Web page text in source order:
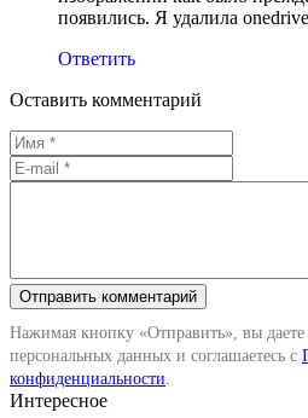
появились. Я удалила
Ответить
Оставить комментарий
Нажимая кнопку «Отправить», вы даете
персональных данных и соглашаетесь с
конфиденциальности
Интересное